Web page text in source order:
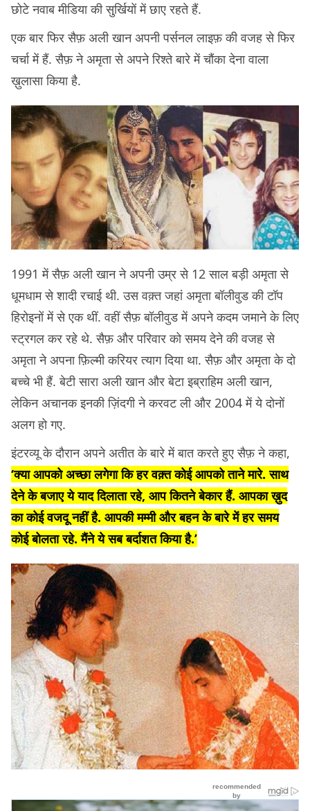
छोटे नवाब मीडिया की सुर्खि़यों में छाए रहते हैं.
एक बार फिर सैफ़ अली खान अपनी पर्सनल लाइफ़ की वजह से फिर
चर्चा में हैं. सैफ़ ने अमृता से अपने रिश्ते बारे में चौंका देना वाला
ख़ुलासा किया है.
1991 में सैफ़ अली खान ने अपनी उम्र से 12 साल बड़ी अमृता से
धूमधाम से शादी रचाई थी. उस वक़्त जहां अमृता बॉलीवुड की टॉप
हिरोइनों में से एक थीं. वहीं सैफ़ बॉलीवुड में अपने कदम जमाने के लिए
स्ट्रगल कर रहे थे. सैफ़ और परिवार को समय देने की वजह से
अमृता ने अपना फ़िल्मी करियर त्याग दिया था. सैफ़ और अमृता के दो
बच्चे भी हैं. बेटी सारा अली खान और बेटा इब्राहिम अली खान,
लेकिन अचानक इनकी ज़िंदगी ने करवट ली और 2004 में ये दोनों
अलग हो गए.
इंटरव्यू के दौरान अपने अतीत के बारे में बात करते हुए सैफ़ ने कहा,
‘क्या आपको अच्छा लगेगा कि हर वक़्त कोई आपको ताने मारे. साथ
देने के बजाए ये याद दिलाता रहे, आप कितने बेकार हैं. आपका ख़ुद
का कोई वजदू नहीं है. आपकी मम्मी और बहन के बारे में हर समय
कोई बोलता रहे. मैंने ये सब बर्दाशत किया है.’